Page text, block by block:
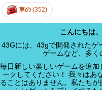
車の (352)
こんにちは
43Gには、43gで開発されたゲ
ゲームなど、多く
毎日新しい楽しいゲームを追
ークしてください！ 我々はあ
ることはありません。私たち